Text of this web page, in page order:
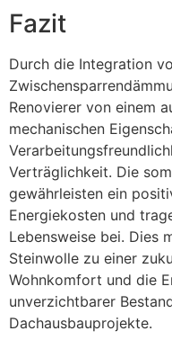
Fazit
Durch die Integration
Renovierer von einem
mechanischen
Verträglichkeit. Die
gewährleisten ein
Energiekosten und
Lebensweise bei. Dies
Steinwolle zu einer
Wohnkomfort und die
unverzichtbarer
Dachausbauprojekte.